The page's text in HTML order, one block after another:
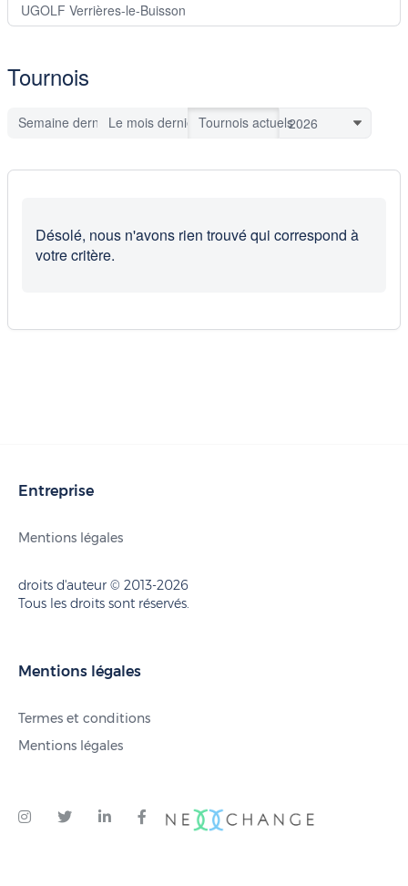
UGOLF Verrières-le-Buisson
Tournois
Semaine dernièreLe mois dernier Tournois actuels
Désolé, nous n'avons rien trouvé qui correspond à
votre critère.
Entreprise
Mentions légales
droits d'auteur © 2013-2026
Tous les droits sont réservés.
Mentions légales
Termes et conditions
Mentions légales